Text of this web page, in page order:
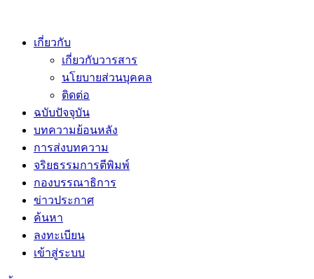
เกี่ยวกับ
เกี่ยวกับวารสาร
นโยบายส่วนบุคคล
ติดต่อ
ฉบับปัจจุบัน
บทความย้อนหลัง
การส่งบทความ
จริยธรรมการตีพิมพ์
กองบรรณาธิการ
ข่าวประกาศ
ค้นหา
ลงทะเบียน
เข้าสู่ระบบ